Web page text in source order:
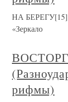
НА БЕРЕГУ[15]
«Зеркало
рифмы)